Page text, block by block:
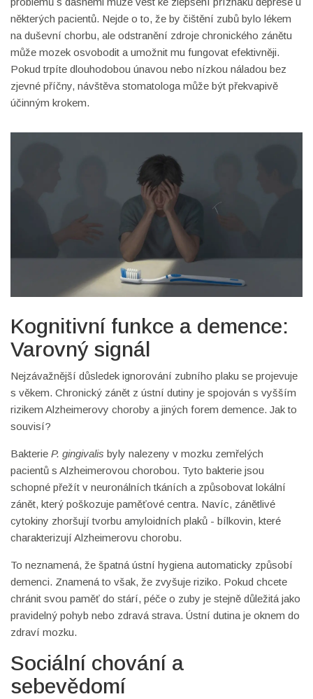
některých pacientů. Nejde o to, že by čištění zubů bylo lékem
na duševní chorbu, ale odstranění zdroje chronického zánětu
může mozek osvobodit a umožnit mu fungovat efektivněji.
Pokud trpíte dlouhodobou únavou nebo nízkou náladou bez
zjevné příčny, návštěva stomatologa může být překvapivě
účinným krokem.
Kognitivní funkce a demence:
Varovný signál
Nejzávažnější důsledek ignorování zubního plaku se projevuje
s věkem. Chronický zánět z ústní dutiny je spojován s vyšším
rizikem Alzheimerovy choroby a jiných forem demence. Jak to
souvisí?
Bakterie P. gingivalis byly nalezeny v mozku zemřelých
pacientů s Alzheimerovou chorobou. Tyto bakterie jsou
schopné přežít v neuronálních tkáních a způsobovat lokální
zánět, který poškozuje paměťové centra. Navíc, zánětlivé
cytokiny zhoršují tvorbu amyloidních plaků - bílkovin, které
charakterizují Alzheimerovu chorobu.
To neznamená, že špatná ústní hygiena automaticky způsobí
demenci. Znamená to však, že zvyšuje riziko. Pokud chcete
chránit svou paměť do stárí, péče o zuby je stejně důležitá jako
pravidelný pohyb nebo zdravá strava. Ústní dutina je oknem do
zdraví mozku.
Sociální chování a
sebevědomí